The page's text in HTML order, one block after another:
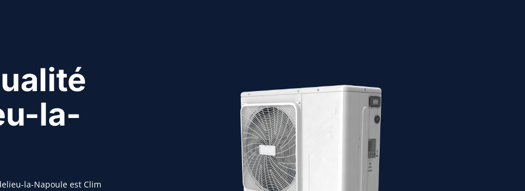
la-
la-Napoule est Clim